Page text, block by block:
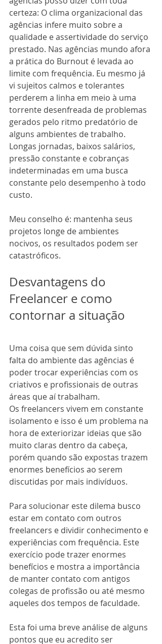
certeza: O clima organizacional das
agências infere muito sobre a
qualidade e assertividade do serviço
prestado. Nas agências mundo afora
a prática do Burnout é levada ao
limite com frequência. Eu mesmo já
vi sujeitos calmos e tolerantes
perderem a linha em meio à uma
torrente desenfreada de problemas
gerados pelo ritmo predatório de
alguns ambientes de trabalho.
Longas jornadas, baixos salários,
pressão constante e cobranças
indeterminadas em uma busca
constante pelo desempenho à todo
custo.
Meu conselho é: mantenha seus
projetos longe de ambientes
nocivos, os resultados podem ser
catastróficos.
Desvantagens do
Freelancer e como
contornar a situação
Uma coisa que sem dúvida sinto
falta do ambiente das agências é
poder trocar experiências com os
criativos e profissionais de outras
áreas que aí trabalham.
Os freelancers vivem em constante
isolamento e isso é um problema na
hora de exteriorizar ideias que são
muito claras dentro da cabeça,
porém quando são expostas trazem
enormes benefícios ao serem
discutidas por mais indivíduos.
Para solucionar este dilema busco
estar em contato com outros
freelancers e dividir conhecimento e
experiências com frequência. Este
exercício pode trazer enormes
benefícios e mostra a importância
de manter contato com antigos
colegas de profissão ou até mesmo
aqueles dos tempos de faculdade.
Esta foi uma breve análise de alguns
pontos que eu acredito ser